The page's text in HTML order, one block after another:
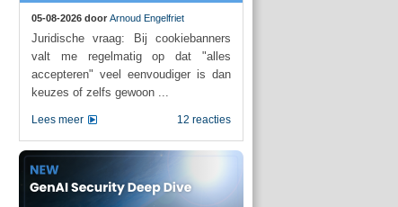
05-08-2026 door Arnoud Engelfriet
Juridische vraag: Bij cookiebanners
valt me regelmatig op dat "alles
accepteren" veel eenvoudiger is dan
keuzes of zelfs gewoon ...
12 reacties
Lees meer